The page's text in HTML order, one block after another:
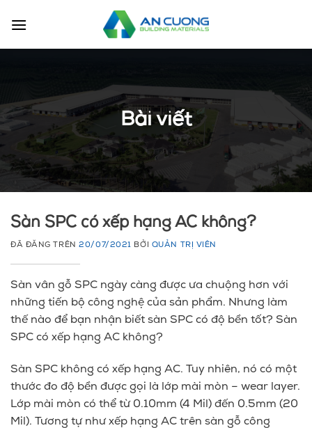
đến
Bài viết
Sàn SPC có xếp hạng AC không?
ĐÃ ĐĂNG TRÊN20/07/2021 BỞI QUẢN TRỊ VIÊN
Sàn vân gỗ SPC ngày càng được ưa chuộng hơn với
những tiến bộ công nghệ của sản phẩm. Nhưng làm
thế nào để bạn nhận biết sàn SPC có độ bền tốt? Sàn
SPC có xếp hạng AC không?
Sàn SPC không có xếp hạng AC. Tuy nhiên, nó có một
thước đo độ bền được gọi là lớp mài mòn – wear layer.
Lớp mài mòn có thể từ 0.10mm (4 Mil) đến 0.5mm (20
Mil). Tương tự như xếp hạng AC trên sàn gỗ công